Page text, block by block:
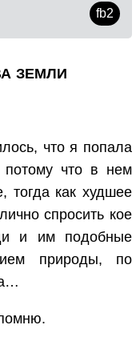
fb2
ЗЕМЛИ
что я попала
что в нем
тогда как худшее
спросить кое
и им подобные
природы, по